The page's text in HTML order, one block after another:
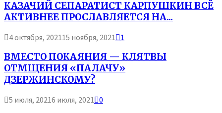
КАЗАЧИЙ СЕПАРАТИСТ КАРПУШКИН ВСЁ
АКТИВНЕЕ ПРОСЛАВЛЯЕТСЯ НА...
4 октября, 2021 15 ноября, 2021 1
ВМЕСТО ПОКАЯНИЯ — КЛЯТВЫ
ОТМЩЕНИЯ «ПАЛАЧУ»
ДЗЕРЖИНСКОМУ?
5 июля, 20216 июля, 2021 0